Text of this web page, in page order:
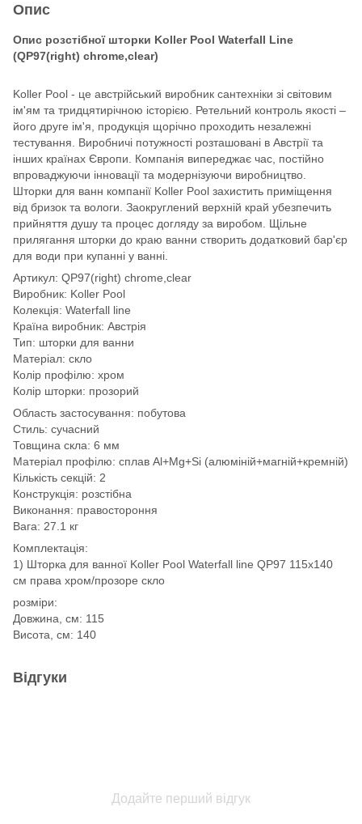
Опис
Опис розстібної шторки Koller Pool Waterfall Line
(QP97(right) chrome,clear)
Koller Pool - це австрійський виробник сантехніки зі світовим
ім'ям та тридцятирічною історією. Ретельний контроль якості –
його друге ім'я, продукція щорічно проходить незалежні
тестування. Виробничі потужності розташовані в Австрії та
інших країнах Європи. Компанія випереджає час, постійно
впроваджуючи інновації та модернізуючи виробництво.
Шторки для ванн компанії Koller Pool захистить приміщення
від бризок та вологи. Заокруглений верхній край убезпечить
прийняття душу та процес догляду за виробом. Щільне
прилягання шторки до краю ванни створить додатковий бар'єр
для води при купанні у ванні.
Артикул: QP97(right) chrome,clear
Виробник: Koller Pool
Колекція: Waterfall line
Країна виробник: Австрія
Тип: шторки для ванни
Матеріал: скло
Колір профілю: хром
Колір шторки: прозорий
Область застосування: побутова
Стиль: сучасний
Товщина скла: 6 мм
Матеріал профілю: сплав Al+Mg+Si (алюміній+магній+кремній)
Кількість секцій: 2
Конструкція: розстібна
Виконання: правостороння
Вага: 27.1 кг
Комплектація:
1) Шторка для ванної Koller Pool Waterfall line QP97 115х140
см права хром/прозоре скло
розміри:
Довжина, см: 115
Висота, см: 140
Відгуки
Додайте перший відгук